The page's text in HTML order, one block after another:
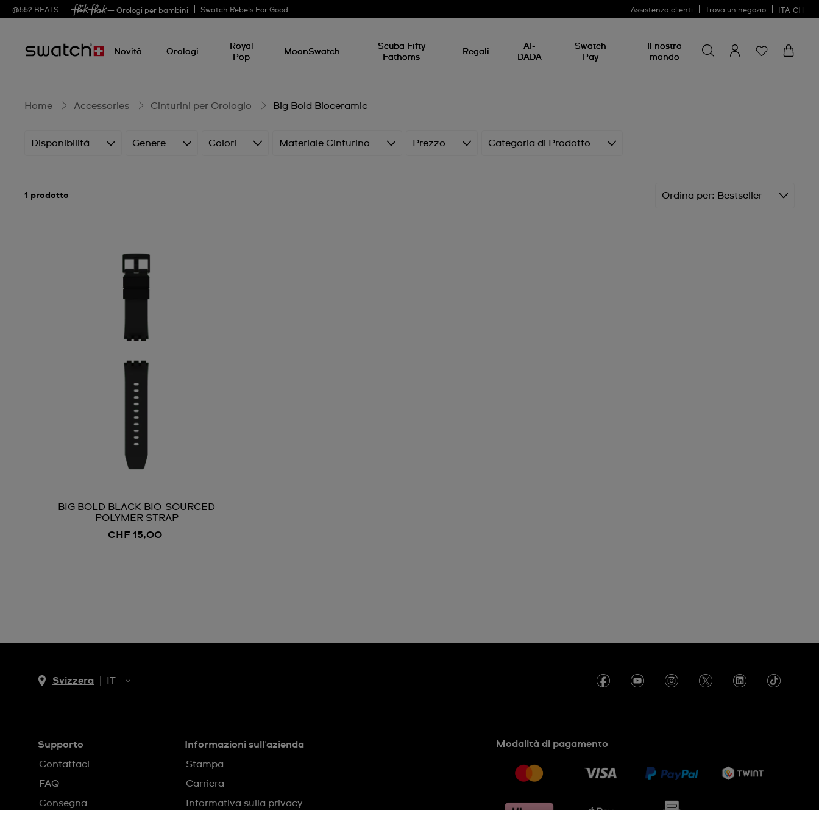
@552 BEATS — Orologi per bambini Swatch Rebels For Good Assistenza clienti Trova un negozio ITA CH
Novità Orologi
Royal
Pop
MoonSwatch
Scuba Fifty
Fathoms
Regali
AI-
DADA
Swatch
Pay
Il nostro
mondo
Big
Bold
Bioceramic
Home Accessories Cinturini per Orologio Big Bold Bioceramic
Disponibilità Genere Colori Materiale Cinturino Prezzo Categoria di Prodotto
1 prodotto Ordina per Bestseller
BIG BOLD BLACK BIO-SOURCED
POLYMER STRAP
CHF 15,00
Svizzera
IT
DE
Supporto
Contattaci
FAQ
Consegna
Informazioni sull'azienda
Stampa
Carriera
Informativa sulla privacy
Modalità di pagamento